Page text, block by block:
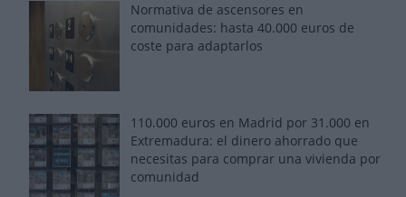
Normativa de ascensores en
comunidades: hasta 40.000 euros de
coste para adaptarlos
110.000 euros en Madrid por 31.000 en
Extremadura: el dinero ahorrado que
necesitas para comprar una vivienda por
comunidad